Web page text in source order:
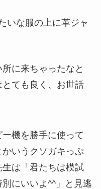
いな服の上に革ジャ
に来ちゃったなと
ても良く、お世話
機を勝手に使って
いうクソガキっぷ
は「君たちは模試
にいいよ^^」と見逃